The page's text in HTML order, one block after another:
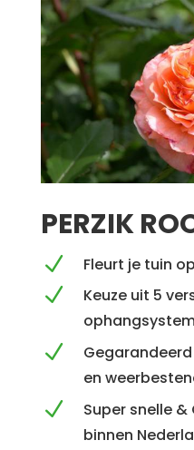
PERZIK
N Fleurt je tuin
N
Keuze uit 5
N
en
N
Super snelle &
binnen